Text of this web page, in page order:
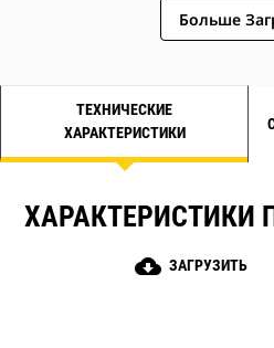
Больше
ТЕХНИЧЕСКИЕ
ХАРАКТЕРИСТИКИ
ХАРАКТЕРИСТИКИ
cloud_download ЗАГРУЗИТЬ